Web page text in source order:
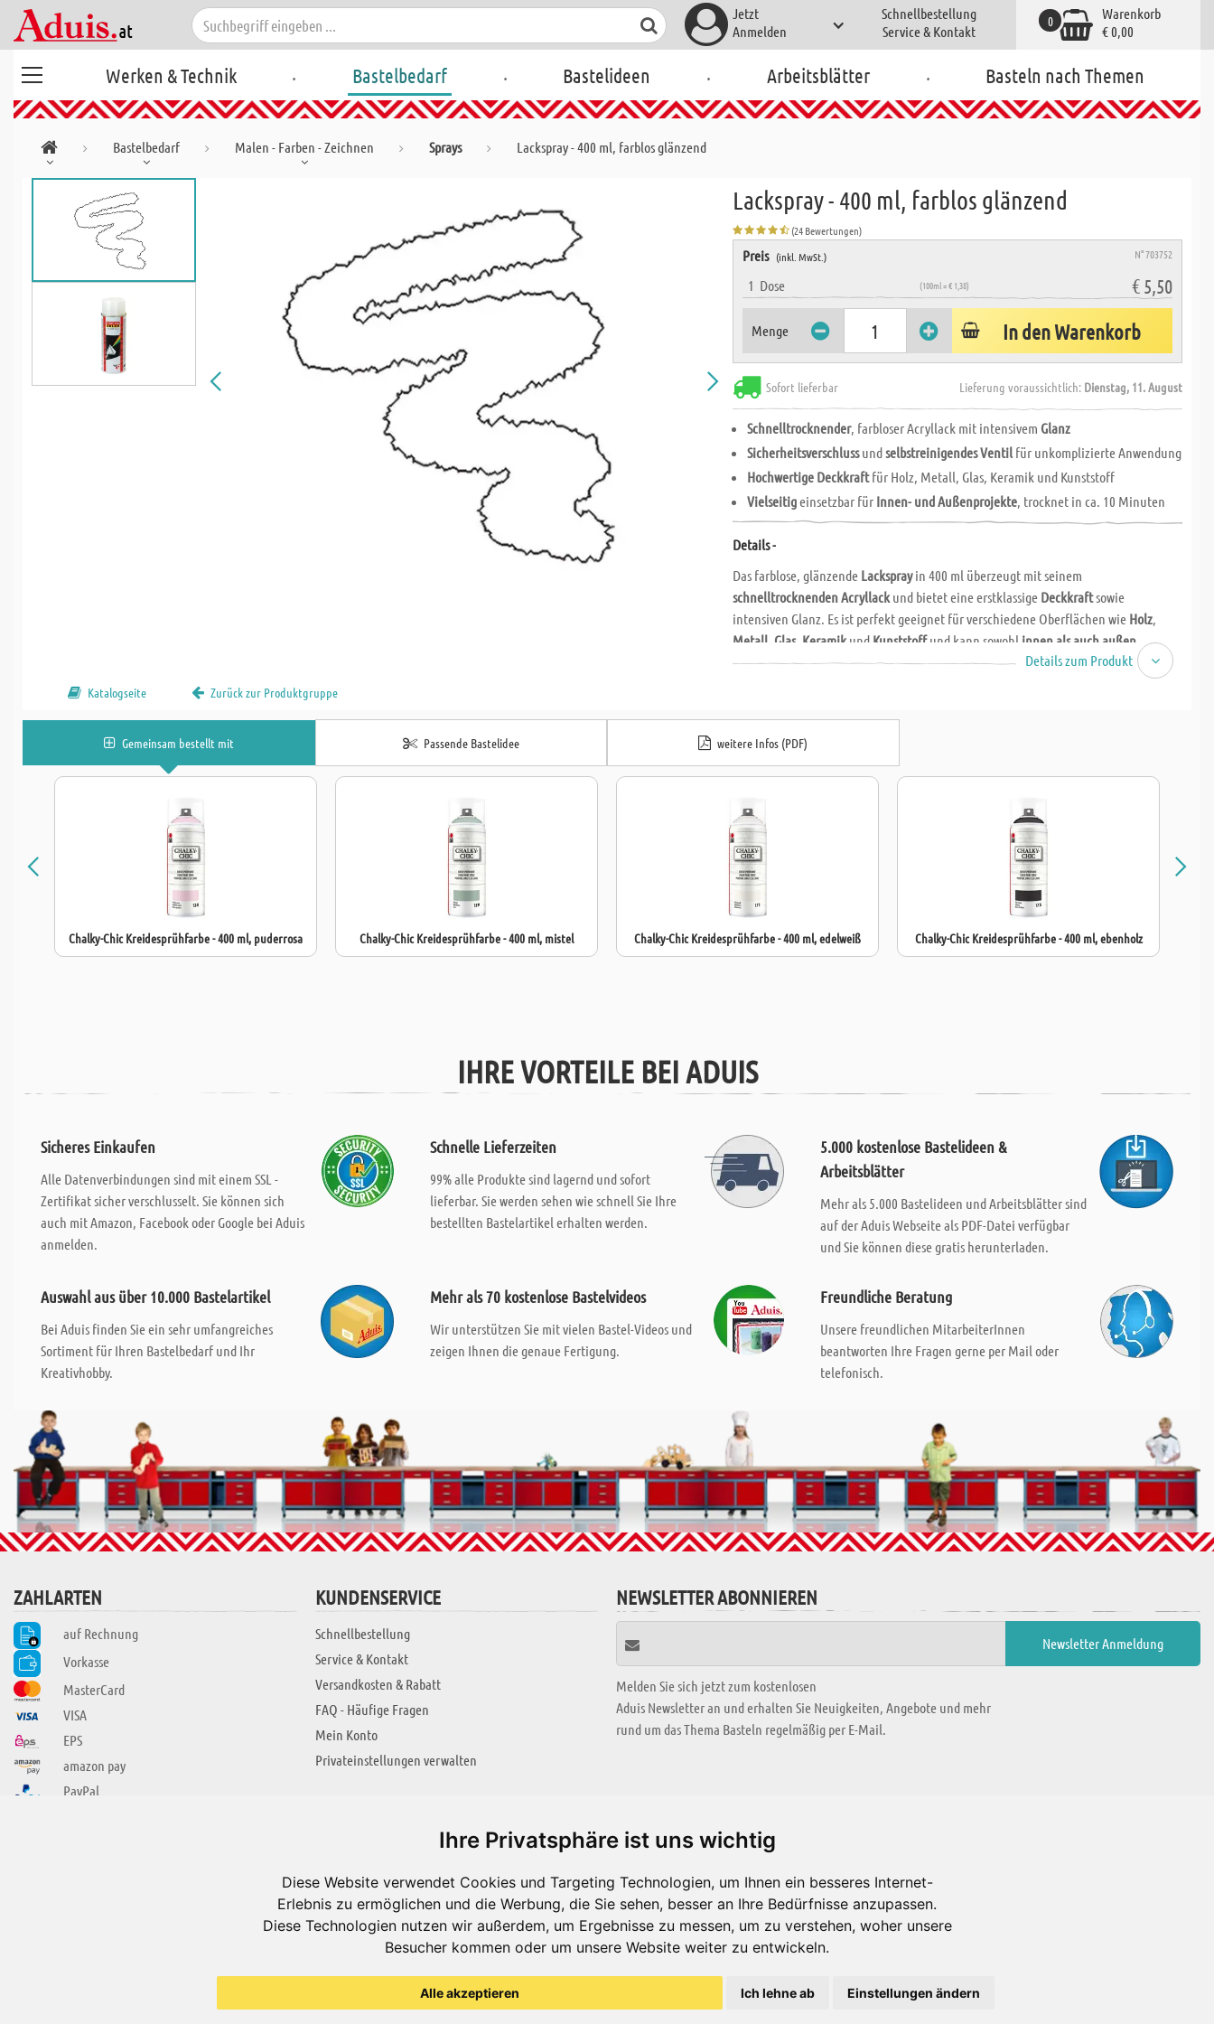
Ihre Privatsphäre ist uns wichtig
Diese Website verwendet Cookies und Targeting Technologien, um Ihnen ein besseres Internet-
Erlebnis zu ermöglichen und die Werbung, die Sie sehen, besser an Ihre Bedürfnisse anzupassen.
Diese Technologien nutzen wir außerdem, um Ergebnisse zu messen, um zu verstehen, woher unsere
Besucher kommen oder um unsere Website weiter zu entwickeln.
Alle akzeptieren Ich lehne ab Einstellungen ändern
Jetzt
Anmelden
Schnellbestellung
Service & Kontakt
Warenkorb
€ 0,00
0
Werken & Technik . Bastelbedarf . Bastelideen . Arbeitsblätter . Basteln nach Themen
Bastelbedarf Malen - Farben - Zeichnen Sprays Lackspray - 400 ml, farblos glänzend
Lackspray - 400 ml, farblos glänzend
(24 Bewertungen)
Preis (inkl. MwSt.) N° 703752
1 Dose (100ml = € 1,38) € 5,50
Menge In den Warenkorb
Sofort lieferbar Lieferung voraussichtlich: Dienstag, 11. August
Schnelltrocknender, farbloser Acryllack mit intensivem Glanz
Sicherheitsverschlussundselbstreinigendes Ventilfür unkomplizierte Anwendung
Hochwertige Deckkraftfür Holz, Metall, Glas, Keramik und Kunststoff
Vielseitigeinsetzbar für Innen- und Außenprojekte, trocknet in ca. 10 Minuten
Details -
Das farblose, glänzende Lacksprayin 400 ml überzeugt mit seinem
schnelltrocknenden Acryllack und bietet eine erstklassige Deckkraftsowie
intensiven Glanz. Es ist perfekt geeignet für verschiedene Oberflächen wie Holz,
Metall Glas, Keramik und Kunststoffund kann sowohl innen als auch außen
angewendet werden. Mit einer Trocknungszeit von nur 10 Minuten ermöglicht es
sorgt das Lackspray für eine sichere und einfache Handhabung. Ideal für kreative
verleiht Ihren Projekten ein
hochwertiges, glänzendes Finishund langanhaltenden
Setzen Sie auf dieses Lackspray, um ein
glänzendes, langlebiges Ergebnis
Projekten zu erzielen!
Details zum Produkt
Katalogseite Zurück zur Produktgruppe
Gemeinsam bestellt mit Passende Bastelidee weitere Infos (PDF)
Chalky-Chic Kreidesprühfarbe - 400 ml, puderrosa Chalky-Chic Kreidesprühfarbe - 400 ml, mistel Chalky-Chic Kreidesprühfarbe - 400 ml, edelweiß Chalky-Chic Kreidesprühfarbe - 400 ml, ebenholz
IHRE VORTEILE BEI ADUIS
Sicheres Einkaufen
Alle Datenverbindungen sind mit einem SSL -
Zertifikat sicher verschlusselt. Sie können sich
auch mit Amazon, Facebook oder Google bei Aduis
anmelden.
Schnelle Lieferzeiten
99% alle Produkte sind lagernd und sofort
lieferbar. Sie werden sehen wie schnell Sie Ihre
bestellten Bastelartikel erhalten werden.
5.000 kostenlose Bastelideen &
Arbeitsblätter
Mehr als 5.000 Bastelideen und Arbeitsblätter sind
auf der Aduis Webseite als PDF-Datei verfügbar
und Sie können diese gratis herunterladen.
Auswahl aus über 10.000 Bastelartikel
Bei Aduis finden Sie ein sehr umfangreiches
Sortiment für Ihren Bastelbedarf und Ihr
Kreativhobby.
Mehr als 70 kostenlose Bastelvideos
Wir unterstützen Sie mit vielen Bastel-Videos und
zeigen Ihnen die genaue Fertigung.
Freundliche Beratung
Unsere freundlichen MitarbeiterInnen
beantworten Ihre Fragen gerne per Mail oder
telefonisch.
ZAHLARTEN
auf Rechnung
Vorkasse
MasterCard
VISA
EPS
amazon pay
PayPal
KUNDENSERVICE
Schnellbestellung
Service & Kontakt
Versandkosten & Rabatt
FAQ - Häufige Fragen
Mein Konto
Privateinstellungen verwalten
NEWSLETTER ABONNIEREN
Melden Sie sich jetzt zum kostenlosen
Aduis Newsletter an und erhalten Sie Neuigkeiten, Angebote und mehr
rund um das Thema Basteln regelmäßig per E-Mail.
Jobs
Impressum
Datenschutzerklärung
KREATIV ZONE
Alle Videos
Bastelideen
Arbeitsblätter
Es gibt uns auch in